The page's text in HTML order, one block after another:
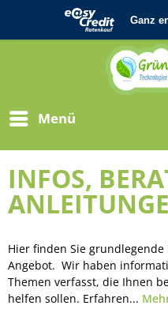
Menü
INFOS,
Hier finden Sie
Angebot. Wir haben
Themen verfasst, die Ihnen
helfen sollen. Erfahren...